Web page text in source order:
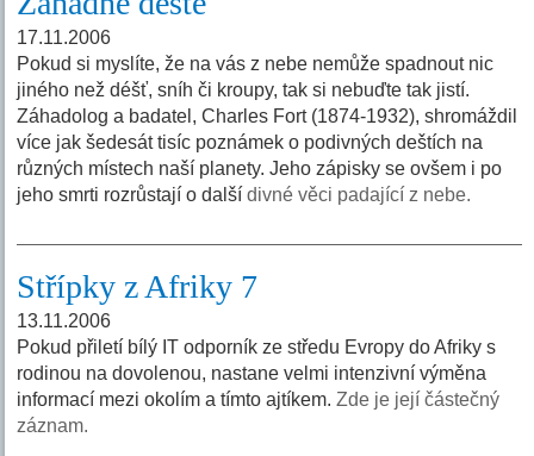
17.11.2006
Pokud si myslíte, že na vás z nebe nemůže spadnout nic
jiného než déšť, sníh či kroupy, tak si nebuďte tak jistí.
Záhadolog a badatel, Charles Fort (1874-1932), shromáždil
více jak šedesát tisíc poznámek o podivných deštích na
různých místech naší planety. Jeho zápisky se ovšem i po
jeho smrti rozrůstají o dalšídivné věci padající z nebe.
Střípky z Afriky 7
13.11.2006
Pokud přiletí bílý IT odporník ze středu Evropy do Afriky s
rodinou na dovolenou, nastane velmi intenzivní výměna
informací mezi okolím a tímto ajtíkem.Zde je její částečný
záznam.